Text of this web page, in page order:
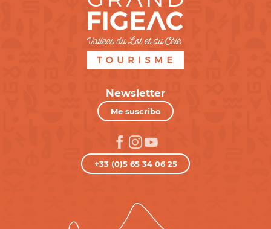
Newsletter
Me suscribo
+33 (0)5 65 34 06 25